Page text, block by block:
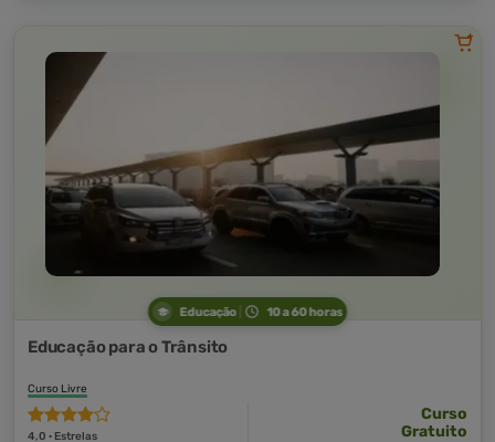
Educação 10 a 60 horas
Educação para o Trânsito
Curso Livre
4,0 · Estrelas
Curso
Gratuito